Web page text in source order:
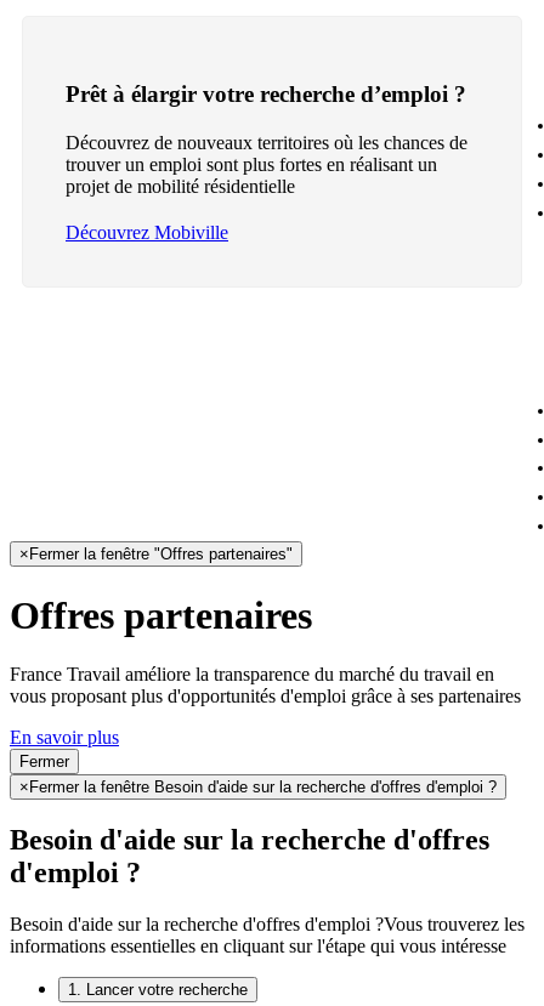
Prêt à élargir votre recherche d’emploi ?
Découvrez de nouveaux territoires où les chances de
trouver un emploi sont plus fortes en réalisant un
projet de mobilité résidentielle
Découvrez Mobiville
× Fermer la fenêtre "Offres partenaires"
Offres partenaires
France Travail améliore la transparence du marché du travail en
vous proposant plus d'opportunités d'emploi grâce à ses partenaires
En savoir plus
Fermer
× Fermer la fenêtre Besoin d'aide sur la recherche d'offres d'emploi ?
Besoin d'aide sur la recherche d'offres
d'emploi ?
Besoin d'aide sur la recherche d'offres d'emploi ?Vous trouverez les
informations essentielles en cliquant sur l'étape qui vous intéresse
1. Lancer votre recherche